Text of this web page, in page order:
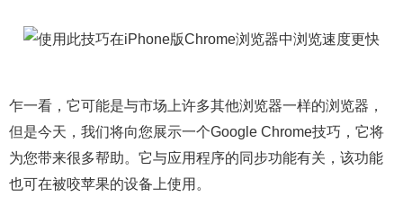
乍一看，它可能是与市场上许多其他浏览器一样的浏览器，
但是今天，我们将向您展示一个Google Chrome技巧，它将
为您带来很多帮助。它与应用程序的同步功能有关，该功能
也可在被咬苹果的设备上使用。